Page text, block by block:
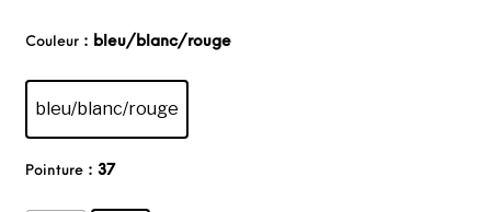
Couleur : bleu/blanc/rouge
bleu/blanc/rouge
Pointure : 37